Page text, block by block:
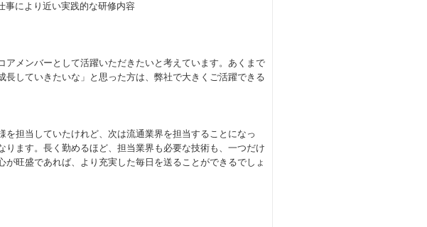
により近い実践的な研修内容
メンバーとして活躍いただきたいと考えています。あくまで
していきたいな」と思った方は、弊社で大きくご活躍できる
担当していたけれど、次は流通業界を担当することになっ
ます。長く勤めるほど、担当業界も必要な技術も、一つだけ
旺盛であれば、より充実した毎日を送ることができるでしょ